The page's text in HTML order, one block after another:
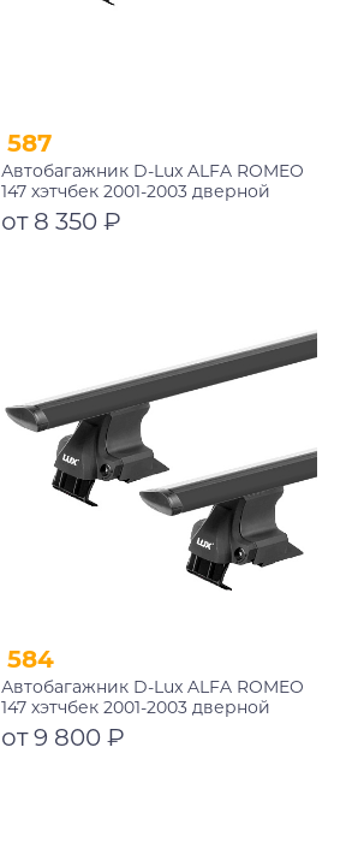
587
Автобагажник D-Lux ALFA ROMEO
147 хэтчбек 2001-2003 дверной
проем аэродинамический с
замком
от 8 350 ₽
584
Автобагажник D-Lux ALFA ROMEO
147 хэтчбек 2001-2003 дверной
проем аэро-трэвэл черный
от 9 800 ₽